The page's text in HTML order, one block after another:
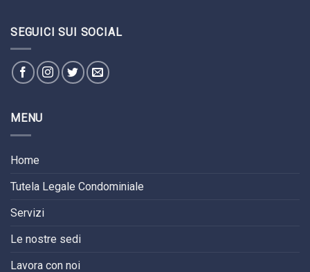
SEGUICI SUI SOCIAL
MENU
Home
Tutela Legale Condominiale
Servizi
Le nostre sedi
Lavora con noi